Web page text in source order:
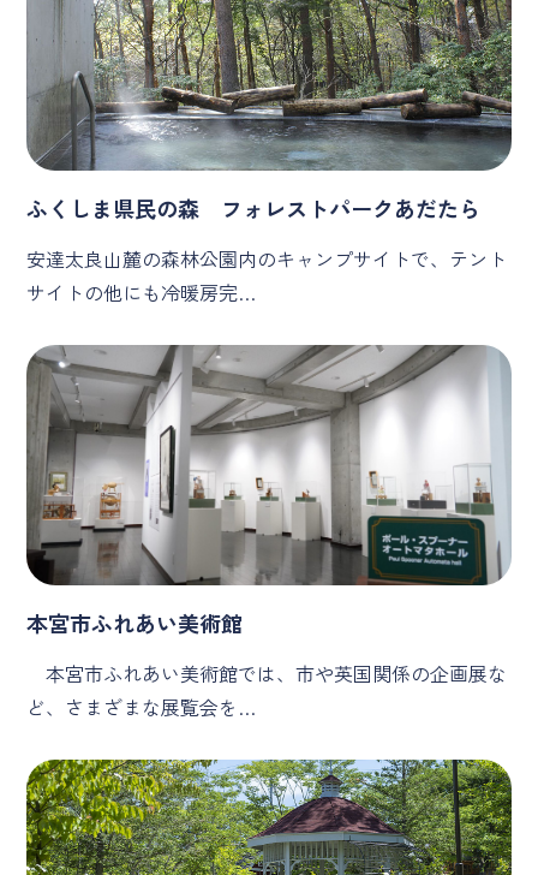
ふくしま県民の森 フォレストパークあだたら
安達太良山麓の森林公園内のキャンプサイトで、テント
サイトの他にも冷暖房完…
本宮市ふれあい美術館
本宮市ふれあい美術館では、市や英国関係の企画展な
ど、さまざまな展覧会を…